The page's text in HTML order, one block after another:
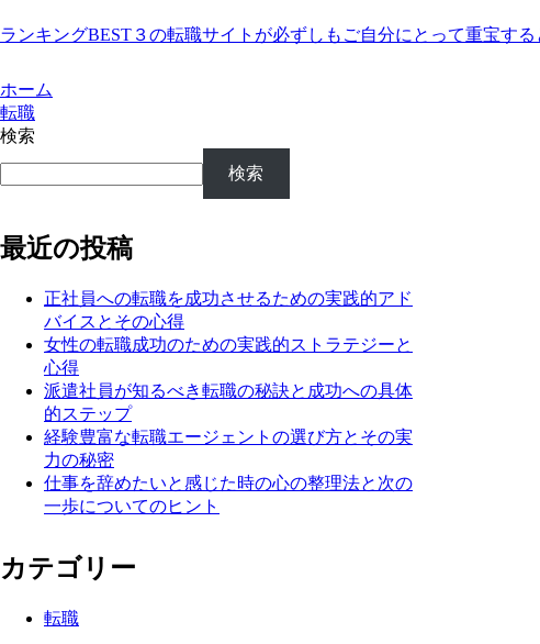
ランキングBEST３の転職サイトが必ずしもご自分にとって重宝す
ホーム
転職
検索
検索
最近の投稿
正社員への転職を成功させるための実践的アド
バイスとその心得
女性の転職成功のための実践的ストラテジーと
心得
派遣社員が知るべき転職の秘訣と成功への具体
的ステップ
経験豊富な転職エージェントの選び方とその実
力の秘密
仕事を辞めたいと感じた時の心の整理法と次の
一歩についてのヒント
カテゴリー
転職